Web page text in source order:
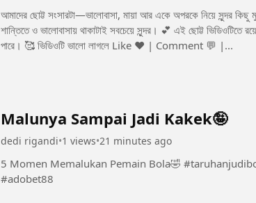
আমাদের ছোট্ট সংসারটা—ভালোবাসা, মায়া আর একে অপরকে নিয়ে সুন্দর
শান্তিতে ও ভালোবাসায় থাকাটাই সবচেয়ে সুন্দর। 💕 এই ছোট্ট ভিডিওটিতে
পারে। 🥰 ভিডিওটি ভালো লাগলে Like ❤️ | Comment 💬 |...
Malunya Sampai Jadi Kakek🤪
dedi rigandi•1 views•21 minutes ago
5 Momen Memalukan Pemain Bola🤣 #taruhanjudibola #taruhanbola #sbobet #mixparlay
#adobet88